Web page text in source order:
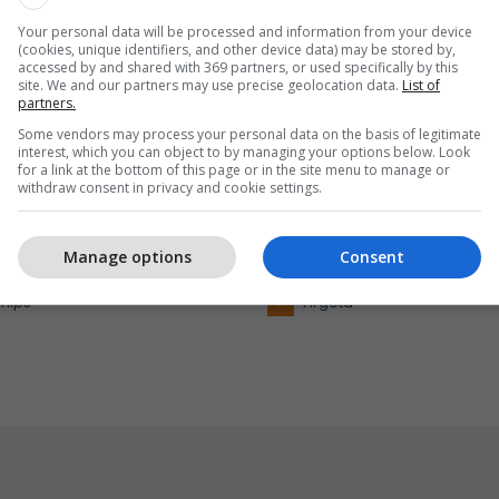
çdo ndeshje shijohet
Argeta sjell shijet e
Argeta Mexico dhe
Argeta
Your personal data will be processed and information from your device
(cookies, unique identifiers, and other device data) may be stored by,
accessed by and shared with 369 partners, or used specifically by this
site. We and our partners may use precise geolocation data. List of
partners.
Some vendors may process your personal data on the basis of legitimate
interest, which you can object to by managing your options below. Look
for a link at the bottom of this page or in the site menu to manage or
withdraw consent in privacy and cookie settings.
Consent
Manage options